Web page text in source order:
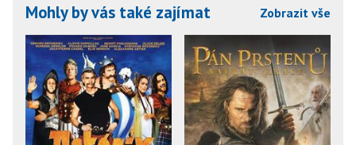
Mohly by vás také zajímat Zobrazit vše